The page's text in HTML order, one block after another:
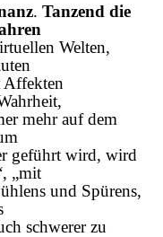
. Tanzend die
Welten,
Affekten
mehr auf dem
geführt wird, wird
„mit
und Spürens,
schwerer zu